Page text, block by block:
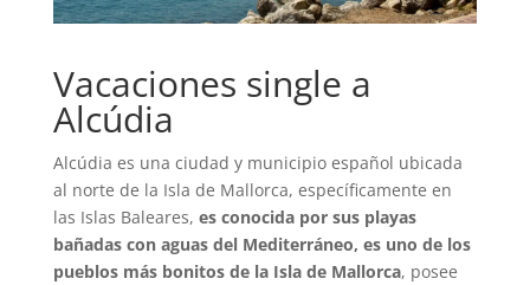
Vacaciones single a
Alcúdia
Alcúdia es una ciudad y municipio español ubicada
al norte de la Isla de Mallorca, específicamente en
las Islas Baleares, es conocida por sus playas
bañadas con aguas del Mediterráneo, es uno de los
pueblos más bonitos de la Isla de Mallorca, posee